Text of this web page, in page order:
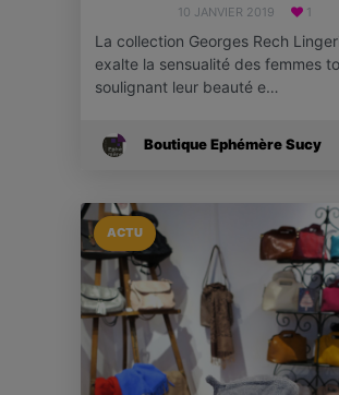
10 JANVIER 2019 1
La collection Georges Rech
exalte la sensualité des femmes
soulignant leur beauté e…
Boutique Ephémère Sucy
ACTU